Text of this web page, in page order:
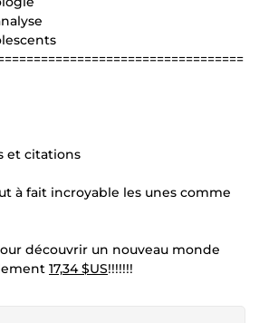
et citations
à fait incroyable les unes comme
découvrir un nouveau monde
17,34 $US!!!!!!!